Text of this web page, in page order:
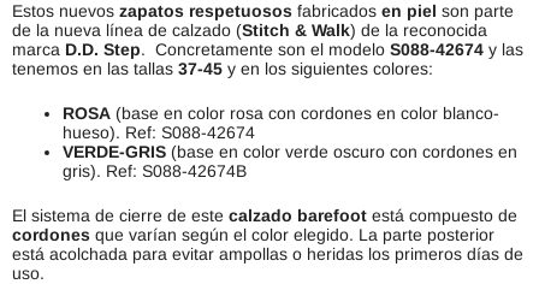
Estos nuevos zapatos respetuosos fabricados en piel son parte
de la nueva línea de calzado (Stitch & Walk) de la reconocida
marca D.D. Step. Concretamente son el modelo S088-42674 y las
tenemos en las tallas 37-45 y en los siguientes colores:
ROSA (base en color rosa con cordones en color blanco-
hueso). Ref: S088-42674
VERDE-GRIS (base en color verde oscuro con cordones en
gris). Ref: S088-42674B
El sistema de cierre de este calzado barefoot está compuesto de
cordones que varían según el color elegido. La parte posterior
está acolchada para evitar ampollas o heridas los primeros días de
uso.